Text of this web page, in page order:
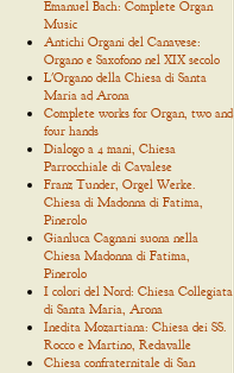
Emanuel Bach: Complete Organ
Music
Antichi Organi del Canavese:
Organo e Saxofono nel XIX secolo
L'Organo della Chiesa di Santa
Maria ad Arona
Complete works for Organ, two and
four hands
Dialogo a 4 mani, Chiesa
Parrocchiale di Cavalese
Franz Tunder, Orgel Werke.
Chiesa di Madonna di Fatima,
Pinerolo
Gianluca Cagnani suona nella
Chiesa Madonna di Fatima,
Pinerolo
I colori del Nord: Chiesa Collegiata
di Santa Maria, Arona
Inedita Mozartiana: Chiesa dei SS.
Rocco e Martino, Redavalle
Chiesa confraternitale di San